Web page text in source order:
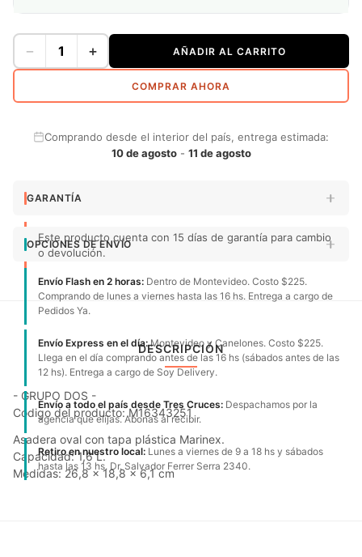
− + AÑADIR AL CARRITO
COMPRAR AHORA
Comprando desde el interior del país, entrega estimada:
10 de agosto- 11 de agosto
GARANTÍA
Este producto cuenta con 15 días de garantía para cambio
o devolución.
OPCIONES DE ENVÍO
Envío Flash en 2 horas: Dentro de Montevideo. Costo $225.
Comprando de lunes a viernes hasta las 16 hs. Entrega a cargo de
Pedidos Ya.
Envío Express en el día:Montevideo y Canelones. Costo $225.
Llega en el día comprando antes de las 16 hs (sábados antes de las
12 hs). Entrega a cargo de Soy Delivery.
Envío a todo el país desde Tres Cruces: Despachamos por la
agencia que elijas. Abonas al recibir.
Retiro en nuestro local: Lunes a viernes de 9 a 18 hs y sábados
hasta las 13 hs. Dr. Salvador Ferrer Serra 2340.
DESCRIPCIÓN
- GRUPO DOS -
Código del producto: M16343251
Asadera oval con tapa plástica Marinex.
Capacidad: 1,6 L.
Medidas: 26,8 x 18,8 x 6,1 cm